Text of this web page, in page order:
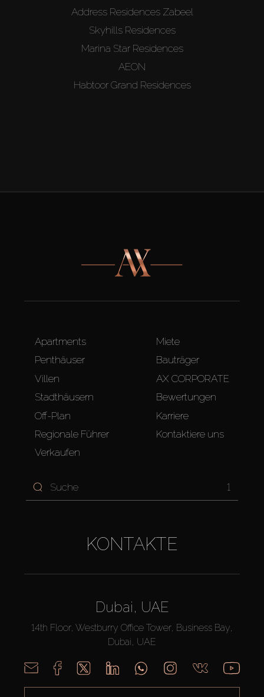
Address Residences Zabeel
Skyhills Residences
Marina Star Residences
AEON
Habtoor Grand Residences
Apartments
Penthäuser
Villen
Stadthäusern
Off-Plan
Regionale Führer
Verkaufen
Miete
Bauträger
AX CORPORATE
Bewertungen
Karriere
Kontaktiere uns
1
KONTAKTE
Dubai, UAE
14th Floor, Westburry Office Tower, Business Bay,
Dubai, UAE